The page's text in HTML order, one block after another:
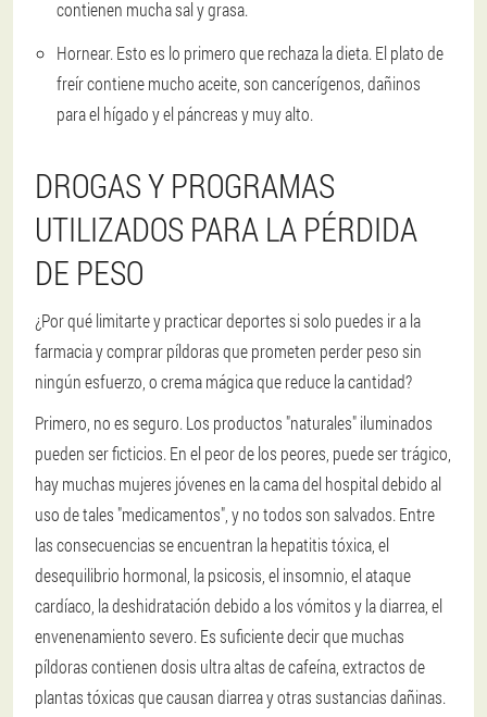
contienen mucha sal y grasa.
Hornear. Esto es lo primero que rechaza la dieta. El plato de
freír contiene mucho aceite, son cancerígenos, dañinos
para el hígado y el páncreas y muy alto.
DROGAS Y PROGRAMAS
UTILIZADOS PARA LA PÉRDIDA
DE PESO
¿Por qué limitarte y practicar deportes si solo puedes ir a la
farmacia y comprar píldoras que prometen perder peso sin
ningún esfuerzo, o crema mágica que reduce la cantidad?
Primero, no es seguro. Los productos "naturales" iluminados
pueden ser ficticios. En el peor de los peores, puede ser trágico,
hay muchas mujeres jóvenes en la cama del hospital debido al
uso de tales "medicamentos", y no todos son salvados. Entre
las consecuencias se encuentran la hepatitis tóxica, el
desequilibrio hormonal, la psicosis, el insomnio, el ataque
cardíaco, la deshidratación debido a los vómitos y la diarrea, el
envenenamiento severo. Es suficiente decir que muchas
píldoras contienen dosis ultra altas de cafeína, extractos de
plantas tóxicas que causan diarrea y otras sustancias dañinas.